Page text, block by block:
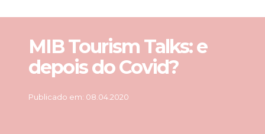
MIB Tourism Talks: e
depois do Covid?
Publicado em: 08.04.2020